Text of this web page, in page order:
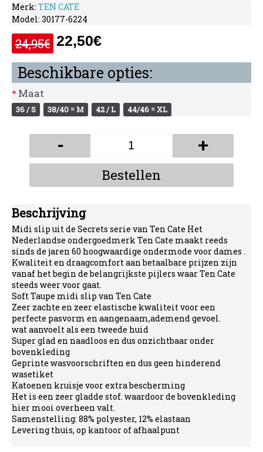
Merk: TEN CATE
Model: 30177-6224
24,95€ 22,50€
Beschikbare opties:
Maat
36 / S 38/40 = M 42 / L 44/46 = XL
- +
Bestellen
Beschrijving
Midi slip uit de Secrets serie van Ten Cate Het
Nederlandse ondergoedmerk Ten Cate maakt reeds
sinds de jaren 60 hoogwaardige ondermode voor dames .
Kwaliteit en draagcomfort aan betaalbare prijzen zijn
vanaf het begin de belangrijkste pijlers waar Ten Cate
steeds weer voor gaat.
Soft Taupe midi slip van Ten Cate
Zeer zachte en zeer elastische kwaliteit voor een
perfecte pasvorm en aangenaam,ademend gevoel.
wat aanvoelt als een tweede huid
Super glad en naadloos en dus onzichtbaar onder
bovenkleding
Geprinte wasvoorschriften en dus geen hinderend
wasetiket
Katoenen kruisje voor extra bescherming
Het is een zeer gladde stof. waardoor de bovenkleding
hier mooi overheen valt.
Samenstelling: 88% polyester, 12% elastaan
Levering thuis, op kantoor of afhaalpunt